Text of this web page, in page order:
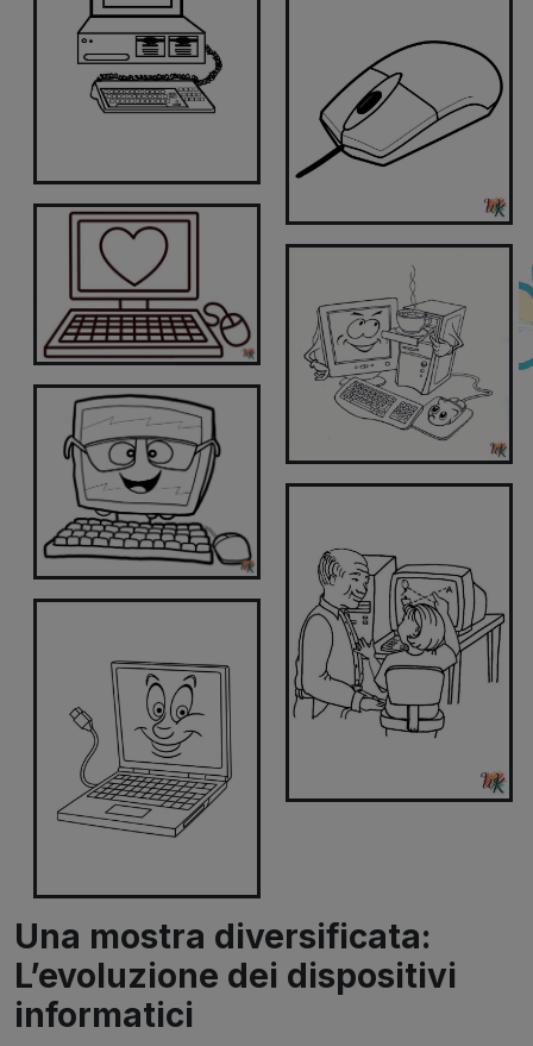
Una mostra diversificata:
L’evoluzione dei dispositivi
informatici